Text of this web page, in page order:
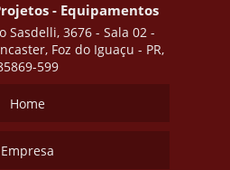
- Equipamentos
Sasdelli, 3676 - Sala 02 -
Foz do Iguaçu - PR,
599
Home
Empresa